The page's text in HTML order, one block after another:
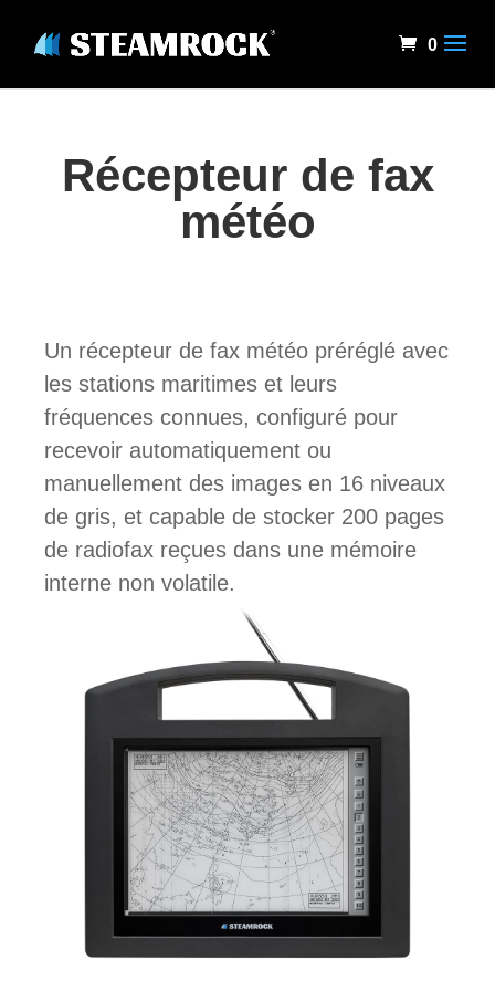
0
Récepteur de fax
météo
Un récepteur de fax météo préréglé avec
les stations maritimes et leurs
fréquences connues, configuré pour
recevoir automatiquement ou
manuellement des images en 16 niveaux
de gris, et capable de stocker 200 pages
de radiofax reçues dans une mémoire
interne non volatile.